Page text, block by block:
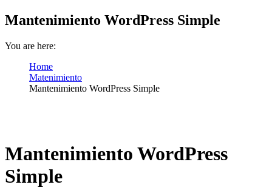
Mantenimiento WordPress Simple
You are here:
Home
Matenimiento
Mantenimiento WordPress Simple
Mantenimiento WordPress
Simple